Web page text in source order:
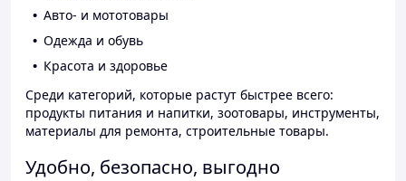
Авто- и мототовары
Одежда и обувь
Красота и здоровье
Среди категорий, которые растут быстрее всего:
продукты питания и напитки, зоотовары, инструменты,
материалы для ремонта, строительные товары.
Удобно, безопасно, выгодно